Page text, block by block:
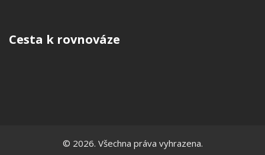
Cesta k rovnováze
© 2026. Všechna práva vyhrazena.